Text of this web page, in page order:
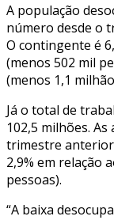
A população
número desde o
O contingente é
(menos 502 mil
(menos 1,1
Já o total de
102,5 milhões.
trimestre anterior
2,9% em relação
pessoas).
“A baixa